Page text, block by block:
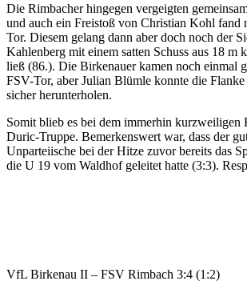
Die Rimbacher hingegen vergeigten
und auch ein Freistoß von Christian Kohl fand
Tor. Diesem gelang dann aber doch noch der
Kahlenberg mit einem satten Schuss aus 18 m
ließ (86.). Die Birkenauer kamen noch einmal
FSV-Tor, aber Julian Blümle konnte die
sicher herunterholen.
Somit blieb es bei dem immerhin
Duric-Truppe. Bemerkenswert war, dass der
Unparteiische bei der Hitze zuvor bereits das
die U 19 vom Waldhof geleitet hatte (3:3).
VfL Birkenau II – FSV Rimbach 3:4 (1:2)